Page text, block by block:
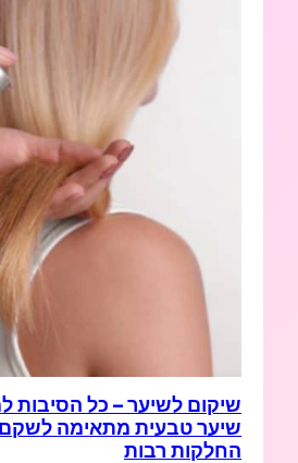
שיקום לשיער – כל
שיער טבעית מתאימה
החלקות רבות